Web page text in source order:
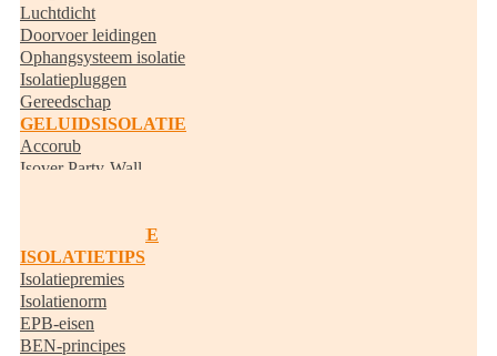
Luchtdicht
Doorvoer leidingen
Ophangsysteem isolatie
Isolatiepluggen
Gereedschap
GELUIDSISOLATIE
Accorub
Isover Party-Wall
RANDISOLATIE
ISOLATIETIPS
Isolatiepremies
Isolatienorm
EPB-eisen
BEN-principes